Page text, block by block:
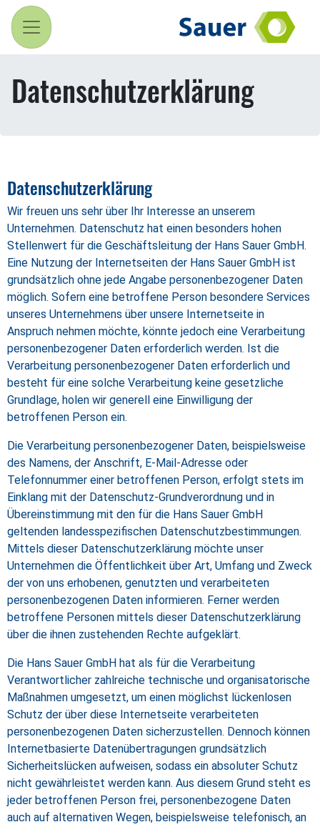
Datenschutzerklärung
Datenschutzerklärung
Wir freuen uns sehr über Ihr Interesse an unserem
Unternehmen. Datenschutz hat einen besonders hohen
Stellenwert für die Geschäftsleitung der Hans Sauer GmbH.
Eine Nutzung der Internetseiten der Hans Sauer GmbH ist
grundsätzlich ohne jede Angabe personenbezogener Daten
möglich. Sofern eine betroffene Person besondere Services
unseres Unternehmens über unsere Internetseite in
Anspruch nehmen möchte, könnte jedoch eine Verarbeitung
personenbezogener Daten erforderlich werden. Ist die
Verarbeitung personenbezogener Daten erforderlich und
besteht für eine solche Verarbeitung keine gesetzliche
Grundlage, holen wir generell eine Einwilligung der
betroffenen Person ein.
Die Verarbeitung personenbezogener Daten, beispielsweise
des Namens, der Anschrift, E-Mail-Adresse oder
Telefonnummer einer betroffenen Person, erfolgt stets im
Einklang mit der Datenschutz-Grundverordnung und in
Übereinstimmung mit den für die Hans Sauer GmbH
geltenden landesspezifischen Datenschutzbestimmungen.
Mittels dieser Datenschutzerklärung möchte unser
Unternehmen die Öffentlichkeit über Art, Umfang und Zweck
der von uns erhobenen, genutzten und verarbeiteten
personenbezogenen Daten informieren. Ferner werden
betroffene Personen mittels dieser Datenschutzerklärung
über die ihnen zustehenden Rechte aufgeklärt.
Die Hans Sauer GmbH hat als für die Verarbeitung
Verantwortlicher zahlreiche technische und organisatorische
Maßnahmen umgesetzt, um einen möglichst lückenlosen
Schutz der über diese Internetseite verarbeiteten
personenbezogenen Daten sicherzustellen. Dennoch können
Internetbasierte Datenübertragungen grundsätzlich
Sicherheitslücken aufweisen, sodass ein absoluter Schutz
nicht gewährleistet werden kann. Aus diesem Grund steht es
jeder betroffenen Person frei, personenbezogene Daten
auch auf alternativen Wegen, beispielsweise telefonisch, an